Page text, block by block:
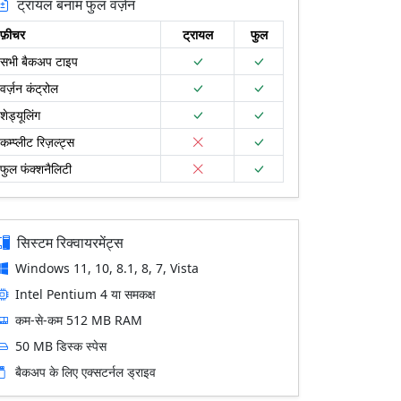
ट्रायल बनाम फुल वर्ज़न
फ़ीचर ट्रायल
फुल
सभी बैकअप टाइप
वर्ज़न कंट्रोल
शेड्यूलिंग
कम्प्लीट रिज़ल्ट्स
फुल फंक्शनैलिटी
सिस्टम रिक्वायरमेंट्स
Windows 11, 10, 8.1, 8, 7, Vista
Intel Pentium 4 या समकक्ष
कम-से-कम 512 MB RAM
50 MB डिस्क स्पेस
बैकअप के लिए एक्सटर्नल ड्राइव